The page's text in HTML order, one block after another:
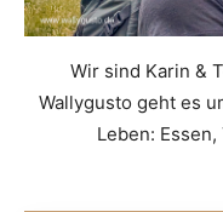
Wir sind Karin &
Wallygusto geht es
Leben: